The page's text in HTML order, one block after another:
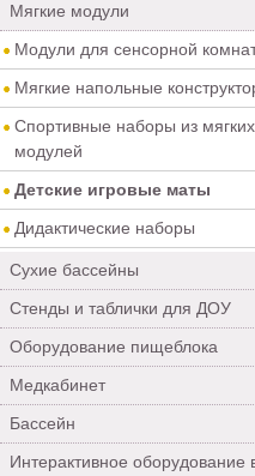
Мягкие модули
Модули для сенсорной
Мягкие напольные
Спортивные наборы из мягких
модулей
Детские игровые маты
Дидактические наборы
Сухие бассейны
Стенды и таблички для ДОУ
Оборудование пищеблока
Медкабинет
Бассейн
Интерактивное оборудование